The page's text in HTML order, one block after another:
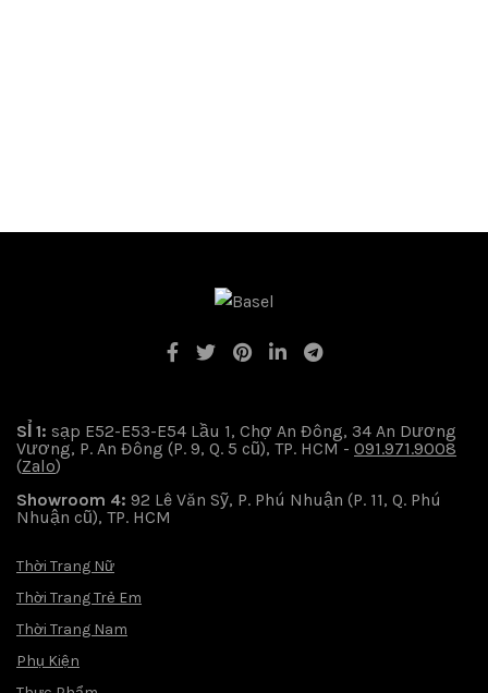
SỈ 1: sạp E52-E53-E54 Lầu 1, Chợ An Đông, 34 An Dương
Vương, P. An Đông (P. 9, Q. 5 cũ), TP. HCM - 091.971.9008
(Zalo)
Showroom 4: 92 Lê Văn Sỹ, P. Phú Nhuận (P. 11, Q. Phú
Nhuận cũ), TP. HCM
Thời Trang Nữ
Thời Trang Trẻ Em
Thời Trang Nam
Phụ Kiện